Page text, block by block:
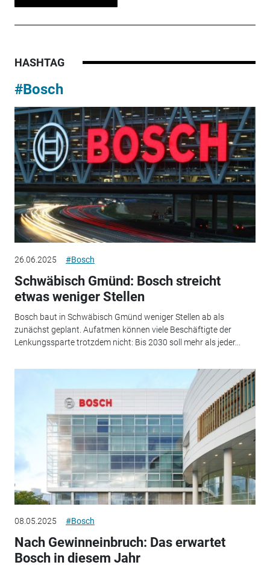
HASHTAG
#Bosch
26.06.2025 #Bosch
Schwäbisch Gmünd: Bosch streicht
etwas weniger Stellen
Bosch baut in Schwäbisch Gmünd weniger Stellen ab als
zunächst geplant. Aufatmen können viele Beschäftigte der
Lenkungssparte trotzdem nicht: Bis 2030 soll mehr als jeder...
08.05.2025 #Bosch
Nach Gewinneinbruch: Das erwartet
Bosch in diesem Jahr